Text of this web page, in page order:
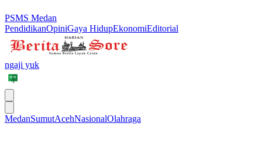
PSMS Medan
PendidikanOpiniGaya HidupEkonomiEditorial
ngaji yuk
MedanSumutAcehNasionalOlahraga